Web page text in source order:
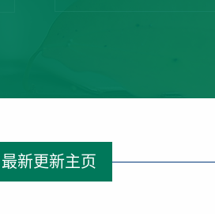
最新更新主页